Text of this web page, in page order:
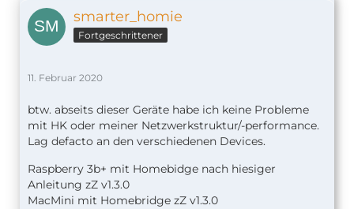
smarter_homie
Fortgeschrittener
11. Februar 2020
btw. abseits dieser Geräte habe ich keine Probleme
mit HK oder meiner Netzwerkstruktur/-performance.
Lag defacto an den verschiedenen Devices.
Raspberry 3b+ mit Homebidge nach hiesiger
Anleitung zZ v1.3.0
MacMini mit Homebridge zZ v1.3.0